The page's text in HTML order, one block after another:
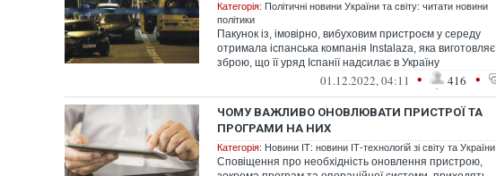
Категорія: Політичні новини України та світу: читати новини
політики
Пакунок із, імовірно, вибуховим пристроєм у середу
отримала іспанська компанія Instalaza, яка виготовляє
зброю, що її уряд Іспанії надсилає в Україну
01.12.2022, 04:11 • 416 •
ЧОМУ ВАЖЛИВО ОНОВЛЮВАТИ ПРИСТРОЇ ТА
ПРОГРАМИ НА НИХ
Категорія: Новини ІТ: новини ІТ-технологій зі світу та України
Сповіщення про необхідність оновлення пристрою,